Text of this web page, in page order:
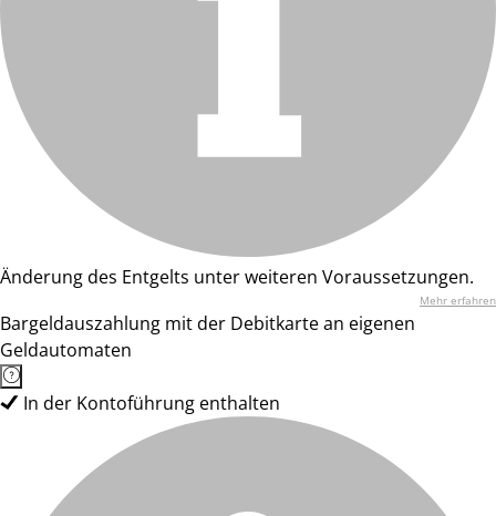
Änderung des Entgelts unter weiteren Voraussetzungen.
Mehr erfahren
Bargeldauszahlung mit der Debitkarte an eigenen
Geldautomaten
In der Kontoführung enthalten